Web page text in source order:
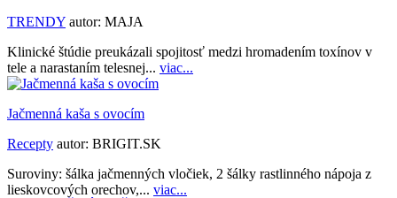
TRENDY autor: MAJA
Klinické štúdie preukázali spojitosť medzi hromadením toxínov v
tele a narastaním telesnej... viac...
Jačmenná kaša s ovocím
Recepty autor: BRIGIT.SK
Suroviny: šálka jačmenných vločiek, 2 šálky rastlinného nápoja z
lieskovcových orechov,... viac...